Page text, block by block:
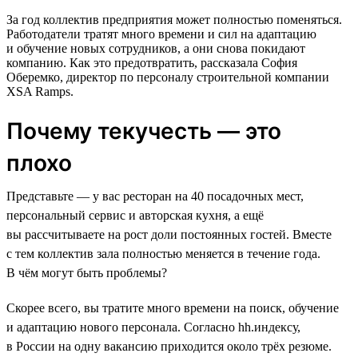
За год коллектив предприятия может полностью поменяться.
Работодатели тратят много времени и сил на адаптацию
и обучение новых сотрудников, а они снова покидают
компанию. Как это предотвратить, рассказала София
Оберемко, директор по персоналу строительной компании
XSA Ramps.
Почему текучесть — это
плохо
Представьте — у вас ресторан на 40 посадочных мест,
персональный сервис и авторская кухня, а ещё
вы рассчитываете на рост доли постоянных гостей. Вместе
с тем коллектив зала полностью меняется в течение года.
В чём могут быть проблемы?
Скорее всего, вы тратите много времени на поиск, обучение
и адаптацию нового персонала. Согласно hh.индексу,
в России на одну вакансию приходится около трёх резюме.